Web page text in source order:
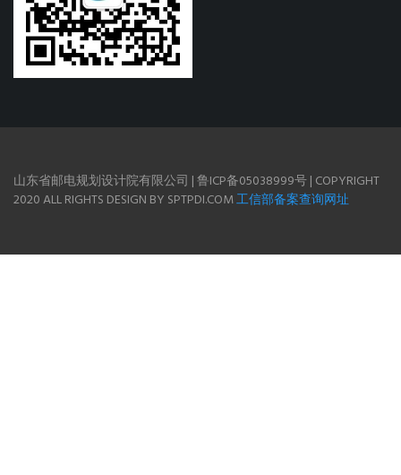
山东省邮电规划设计院有限公司 | 鲁ICP备05038999号 | COPYRIGHT
2020 ALL RIGHTS DESIGN BY SPTPDI.COM工信部备案查询网址